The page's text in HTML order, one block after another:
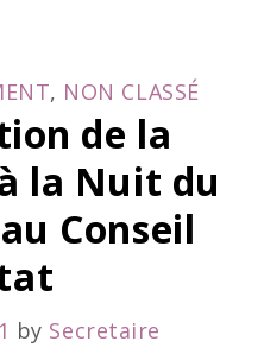
, NON CLASSÉ
de la
la Nuit du
Conseil
by Secretaire